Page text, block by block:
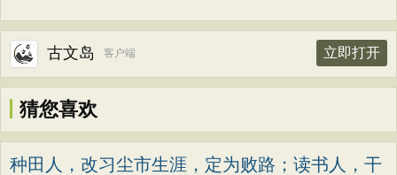
古文岛 客户端 立即打开
猜您喜欢
种田人，改习尘市生涯，定为败路；读书人，干